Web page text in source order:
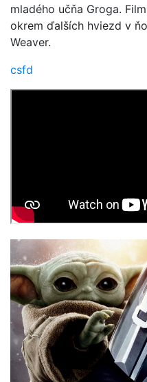
mladého učňa Groga.
okrem ďalších hviezd v
Weaver.
csfd